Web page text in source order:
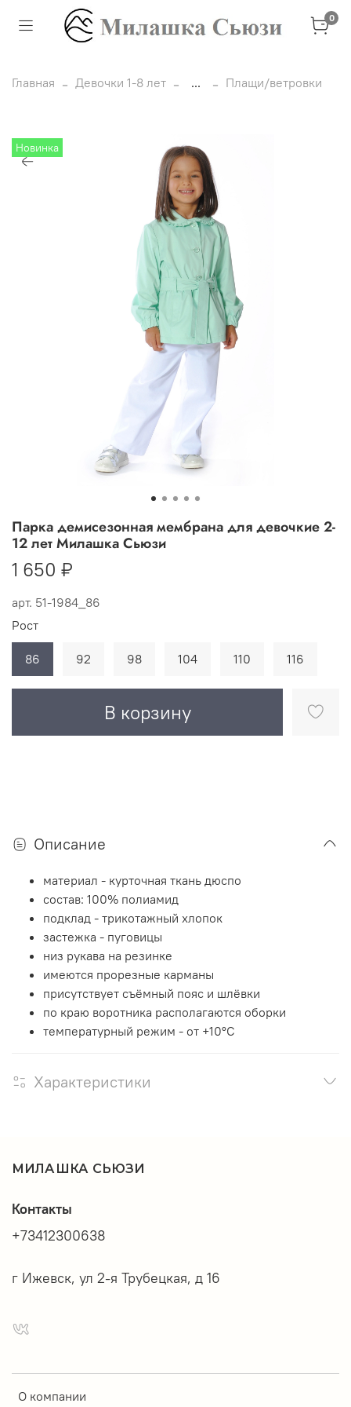
0
Главная Девочки 1-8 лет ... Плащи/ветровки
Новинка
арт. 51-1984_86
Парка демисезонная мембрана для девочкие 2-
12 лет Милашка Сьюзи
1 650 ₽
В корзину
Рост
86 92 98 104 110 116
Описание
материал - курточная ткань дюспо
состав: 100% полиамид
подклад - трикотажный хлопок
застежка - пуговицы
низ рукава на резинке
имеются прорезные карманы
присутствует съёмный пояс и шлёвки
по краю воротника располагаются оборки
температурный режим - от +10°C
Характеристики
МИЛАШКА СЬЮЗИ
О компании
Контакты
+73412300638
г Ижевск, ул 2-я Трубецкая, д 16